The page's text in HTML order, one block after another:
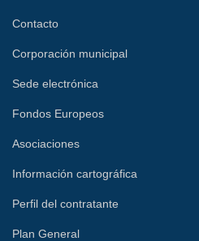
Contacto
Corporación municipal
Sede electrónica
Fondos Europeos
Asociaciones
Información cartográfica
Perfil del contratante
Plan General